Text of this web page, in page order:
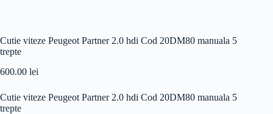
Cutie viteze Peugeot Partner 2.0 hdi Cod 20DM80 manuala 5
trepte
600.00 lei
Cutie viteze Peugeot Partner 2.0 hdi Cod 20DM80 manuala 5
trepte